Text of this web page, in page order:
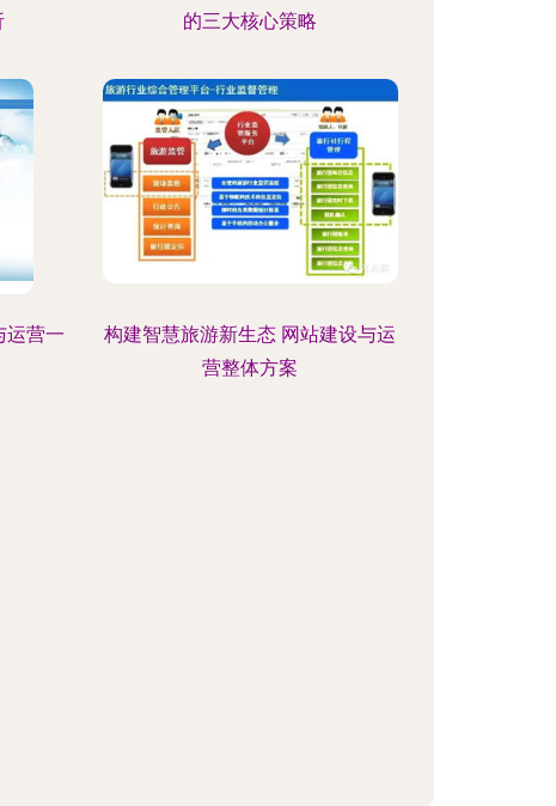
的三大核心策略
运营一
构建智慧旅游新生态 网站建设与运
营整体方案